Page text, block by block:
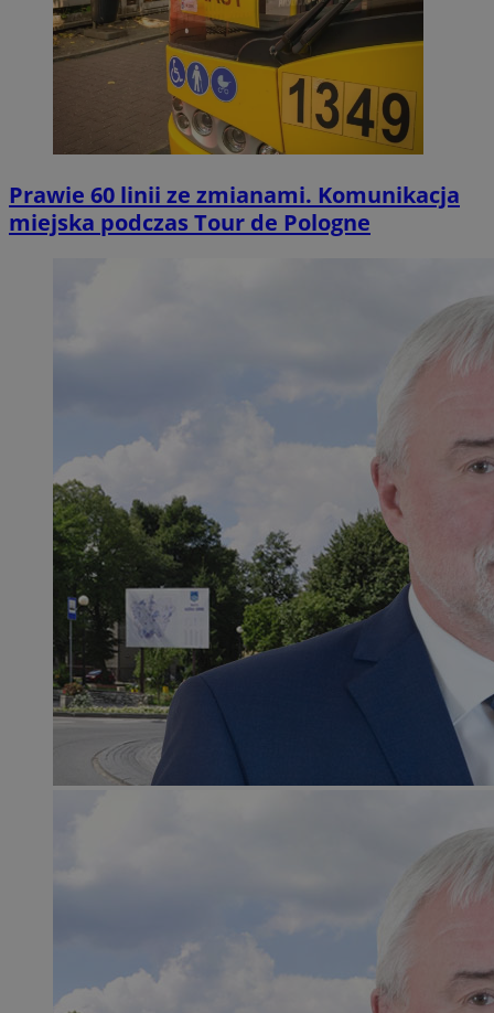
Prawie 60 linii ze zmianami. Komunikacja
miejska podczas Tour de Pologne